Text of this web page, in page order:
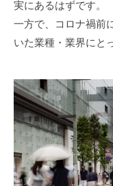
実にあるはずです。
一方で、コロナ禍前
いた業種・業界にと